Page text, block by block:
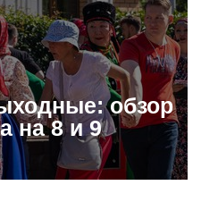
обзор
на 8 и 9